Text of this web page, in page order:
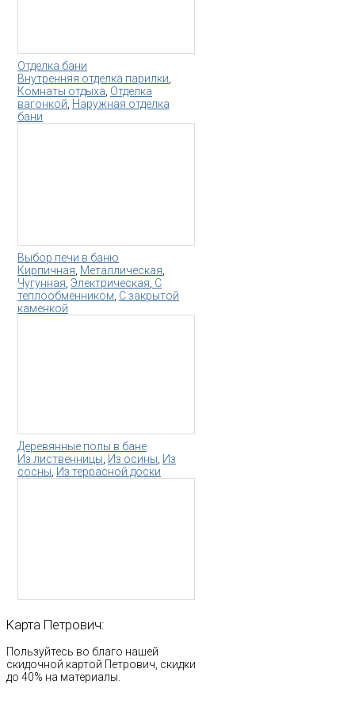
Отделка бани
Внутренняя отделка парилки
Комнаты отдыха Отделка
вагонкой Наружная отделка
бани
Выбор печи в баню
Кирпичная Металлическая
Чугунная Электрическая С
теплообменником С закрытой
каменкой
Деревянные полы в бане
Из лиственницы Из осины Из
сосны Из террасной доски
Карта Петрович:
Пользуйтесь во благо нашей
скидочной картой Петрович, скидки
до 40% на материалы.